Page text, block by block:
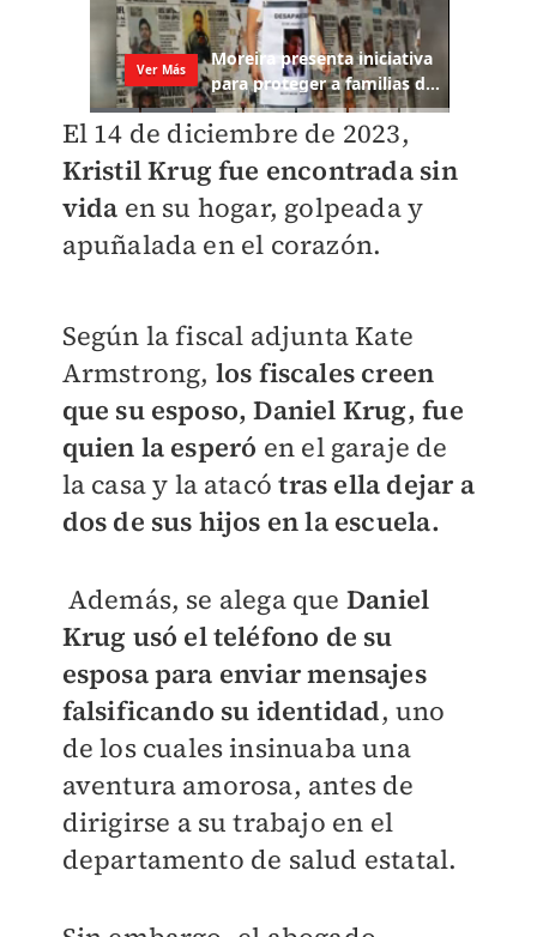
El 14 de diciembre de 2023,
Kristil Krug fue encontrada sin
vida en su hogar, golpeada y
apuñalada en el corazón.
Según la fiscal adjunta Kate
Armstrong, los fiscales creen
que su esposo, Daniel Krug, fue
quien la esperó en el garaje de
la casa y la atacótras ella dejar a
dos de sus hijos en la escuela.
Además, se alega que Daniel
Krug usó el teléfono de su
esposa para enviar mensajes
falsificando su identidad, uno
de los cuales insinuaba una
aventura amorosa, antes de
dirigirse a su trabajo en el
departamento de salud estatal.